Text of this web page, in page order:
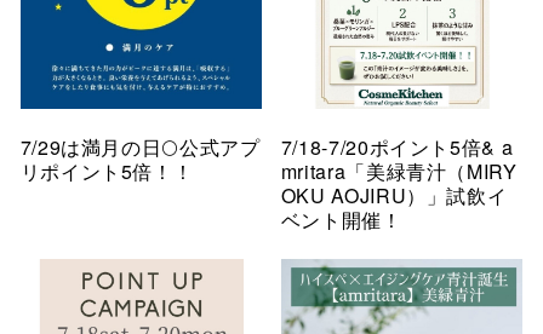
7/29は満月の日🌕公式アプ
リポイント5倍！！
7/18-7/20ポイント5倍& a
mritara「美緑青汁（MIRY
OKU AOJIRU）」試飲イ
ベント開催！